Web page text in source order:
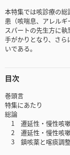
本特集では咳診療の
患（咳喘息、アレル
スパートの先生方に
手がかりとなり、さ
いである。
目次
巻頭言
特集にあたり
総論
1 遷延性・慢性咳
2 遷延性・慢性咳嗽
3 鎮咳薬と喀痰調